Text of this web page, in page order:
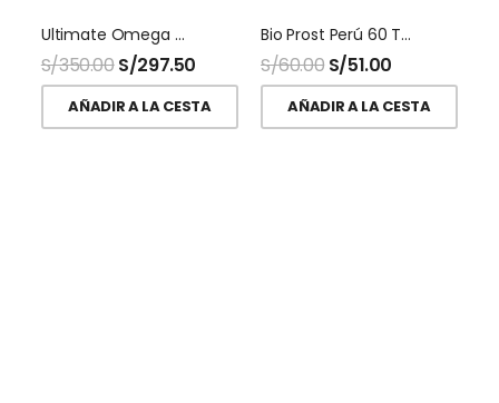
Ultimate Omega D3 120 Softgel Nordic Naturals
S/350.00S/297.50
AÑADIR A LA CESTA
Bio Prost Perú 60 Tabletas Inpra
S/60.00 S/51.00
AÑADIR A LA CESTA